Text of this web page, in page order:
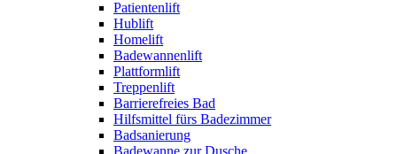
Patientenlift
Hublift
Homelift
Badewannenlift
Plattformlift
Treppenlift
Barrierefreies Bad
Hilfsmittel fürs Badezimmer
Badsanierung
Badewanne zur Dusche